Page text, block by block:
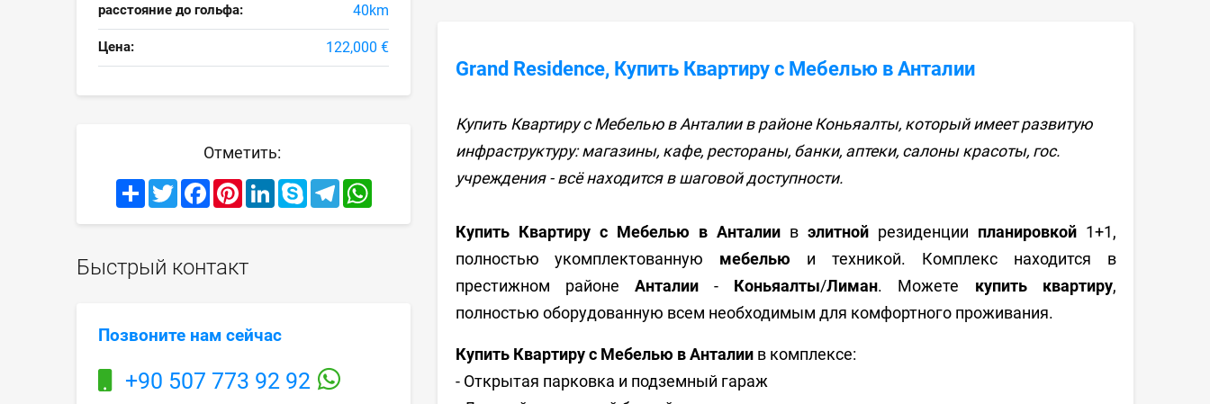
расстояние до гольфа: 40km
Цена: 122,000 €
Отметить:
ShareTwitterFacebookPinterestLinkedInSkypeTelegramWhatsApp
Быстрый контакт
Позвоните нам сейчас
+90 507 773 92 92
Grand Residence, Купить Квартиру с Мебелью в Анталии
Купить Квартиру с Мебелью в Анталии в районе Коньяалты, который имеет развитую
инфраструктуру: магазины, кафе, рестораны, банки, аптеки, салоны красоты, гос.
учреждения - всё находится в шаговой доступности.
Купить Квартиру с Мебелью в Анталиив элитнойрезиденции планировкой1+1,
полностью укомплектованную мебелью и техникой. Комплекс находится в
престижном районе Анталии- Коньяалты/Лиман. Можете купить квартиру,
полностью оборудованную всем необходимым для комфортного проживания.
Купить Квартиру с Мебелью в Анталиив комплексе:
- Открытая парковка и подземный гараж